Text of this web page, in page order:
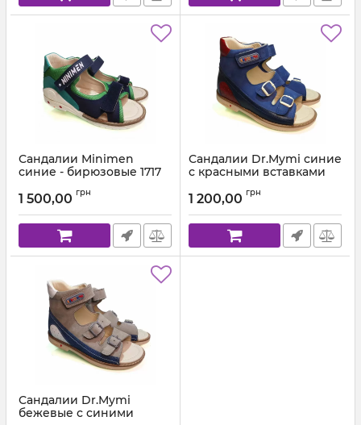
Сандалии Minimen
синие - бирюзовые 1717
1 500,00 грн
Сандалии Dr.Mymi синие
с красными вставками
Артикул: 407-58-1 (26-30)
1 200,00 грн
Сандалии Dr.Mymi
бежевые с синими